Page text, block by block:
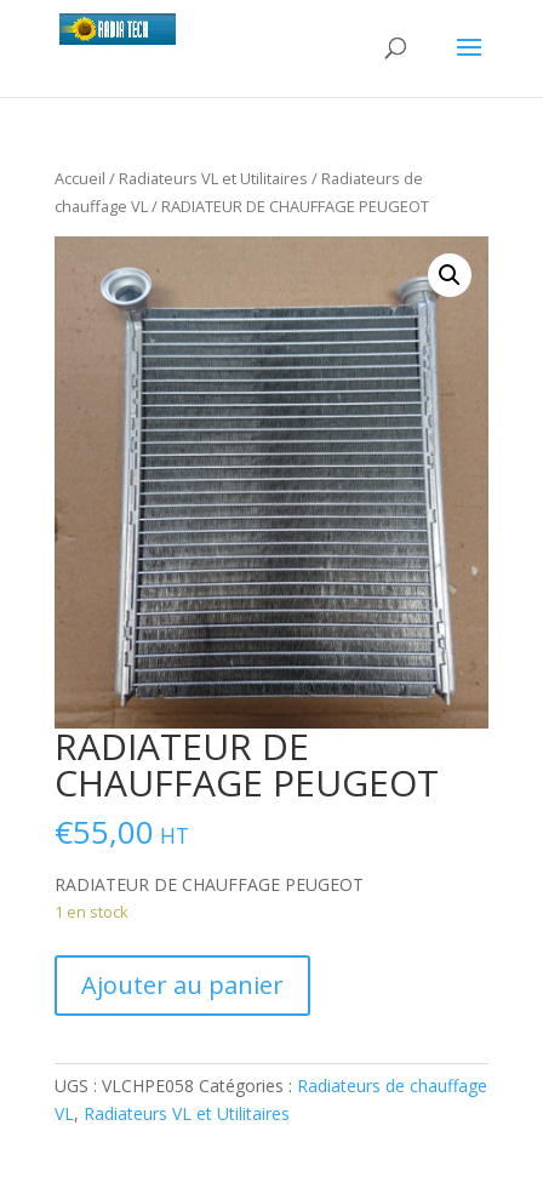
Accueil / Radiateurs VL et Utilitaires / Radiateurs de
chauffage VL/ RADIATEUR DE CHAUFFAGE PEUGEOT
RADIATEUR DE
CHAUFFAGE PEUGEOT
€55,00 HT
RADIATEUR DE CHAUFFAGE PEUGEOT
1 en stock
CHAUFFAGE
PEUGEOT
Ajouter au panier
UGS : VLCHPE058 Catégories : Radiateurs de chauffage
VL, Radiateurs VL et Utilitaires